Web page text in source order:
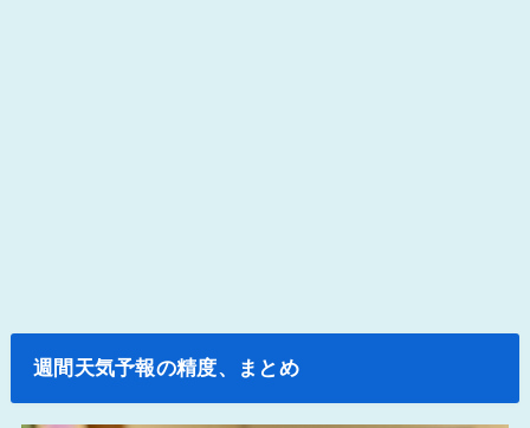
週間天気予報の精度、まとめ